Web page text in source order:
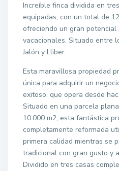
Increíble finca dividida en
equipadas, con un total de
ofreciendo un gran
vacacionales. Situado entre
Jalón y Lliber.
Esta maravillosa propiedad
única para adquirir un
exitoso, que opera desde
Situado en una parcela
10.000 m2, esta fantástica
completamente reformada
primera calidad mientras se
tradicional con gran gusto y
Dividido en tres casas